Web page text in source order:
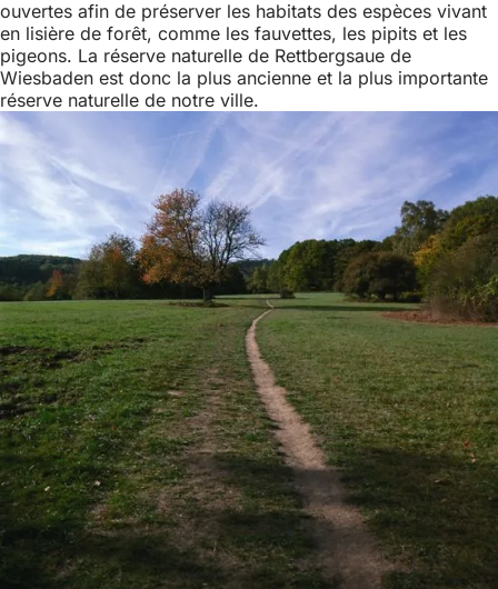
ouvertes afin de préserver les habitats des espèces vivant
en lisière de forêt, comme les fauvettes, les pipits et les
pigeons. La réserve naturelle de Rettbergsaue de
Wiesbaden est donc la plus ancienne et la plus importante
réserve naturelle de notre ville.